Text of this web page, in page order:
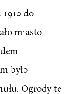
do
miasto
było
Ogrody te